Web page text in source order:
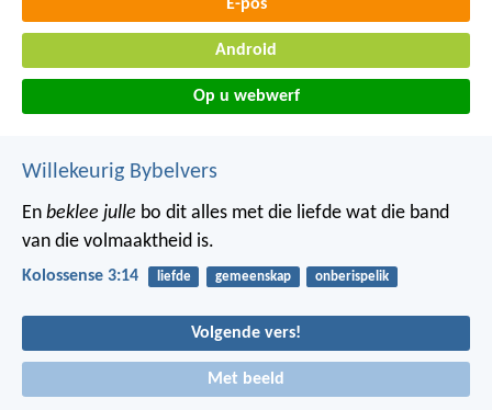
E-pos
Android
Op u webwerf
Willekeurig Bybelvers
En beklee julle bo dit alles met die liefde wat die band
van die volmaaktheid is.
Kolossense 3:14 liefde gemeenskap onberispelik
Volgende vers!
Met beeld